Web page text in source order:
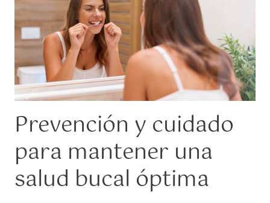
Prevención y cuidado
para mantener una
salud bucal óptima